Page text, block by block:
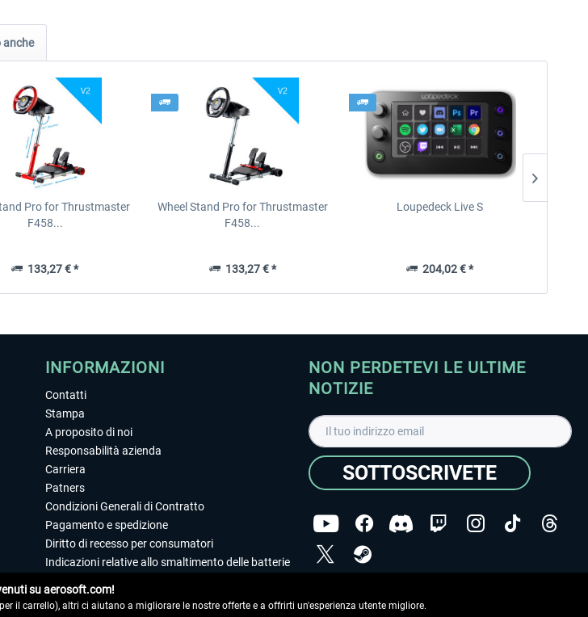
anche
Pro for Thrustmaster
F458...
133,27 € *
Wheel Stand Pro for Thrustmaster
F458...
133,27 € *
Loupedeck Live S
204,02 € *
INFORMAZIONI
Contatti
Stampa
A proposito di noi
Responsabilità azienda
Carriera
Patners
Condizioni Generali di Contratto
Pagamento e spedizione
Diritto di recesso per consumatori
Indicazioni relative allo smaltimento delle batterie
Editoriale
NON PERDETEVI LE ULTIME
NOTIZIE
SOTTOSCRIVETE
dei dati.
su aerosoft.com!
il carrello), altri ci aiutano a migliorare le nostre offerte e a offrirti un'esperienza utente migliore.